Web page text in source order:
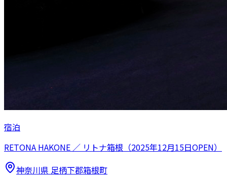
宿泊
RETONA HAKONE ／ リトナ箱根（2025年12月15日OPEN）
神奈川県 足柄下郡箱根町